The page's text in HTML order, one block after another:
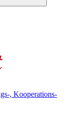
, Kooperations-